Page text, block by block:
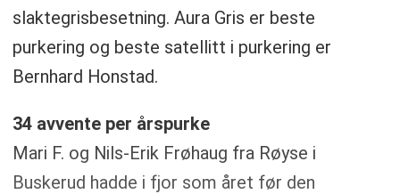
slaktegrisbesetning. Aura Gris er beste
purkering og beste satellitt i purkering er
Bernhard Honstad.
34 avvente per årspurke
Mari F. og Nils-Erik Frøhaug fra Røyse i
Buskerud hadde i fjor som året før den